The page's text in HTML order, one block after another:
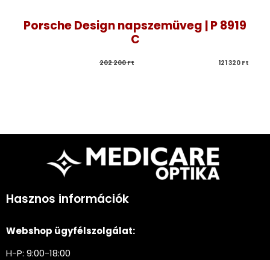
Porsche Design napszemüveg | P 8919
C
202 200 Ft 121 320 Ft
Hasznos információk
Webshop ügyfélszolgálat:
H-P: 9:00-18:00